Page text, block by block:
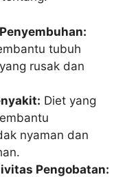
tubuh
rusak dan
Diet yang
nyaman dan
Pengobatan: